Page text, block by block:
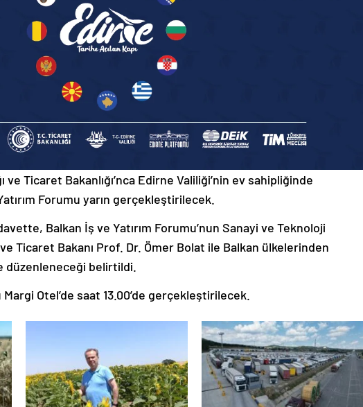
ve Ticaret Bakanlığı’nca Edirne Valiliği’nin ev sahipliğinde
Forumu yarın gerçekleştirilecek.
Balkan İş ve Yatırım Forumu’nun Sanayi ve Teknoloji
Ticaret Bakanı Prof. Dr. Ömer Bolat ile Balkan ülkelerinden
düzenleneceği belirtildi.
Otel’de saat 13.00’de gerçekleştirilecek.